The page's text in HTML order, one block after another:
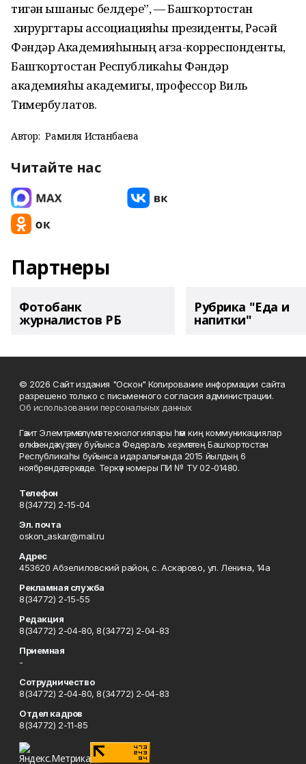
тигән ышаныс белдерҙе”, — Башҡортостан
хирургтары ассоциацияһы президенты, Рәсәй
Фәндәр Академияһының ағза-корреспонденты,
Башҡортостан Республикаһы Фәндәр
академияһы академигы, профессор Виль
Тимербулатов.
Автор: Рамиля Истанбаева
Читайте нас
Партнеры
Фотобанк
журналистов РБ
Рубрика "Еда и
напитки"
© 2026 Сайт издания "Оскон" Копирование информации сайта
разрешено только с письменного согласия администрации.
Об использовании персональных данных
Гәзит Элемтә, мәғлүмәт технологиялары һәм киң коммуникациялар
өлкәһендә күҙәтеү буйынса Федераль хеҙмәттең Башҡортостан
Республикаһы буйынса идаралығында 2015 йылдың 6
ноябрендә теркәлде. Теркәү номеры ПИ № ТУ 02-01480.
Телефон
8(34772) 2-15-04
Эл. почта
oskon_askar@mail.ru
Адрес
453620 Абзелиловский район, с. Аскарово, ул. Ленина, 14а
Рекламная служба
8(34772) 2-15-55
Редакция
8(34772) 2-04-80, 8(34772) 2-04-83
Приемная
-
Сотрудничество
8(34772) 2-04-80, 8(34772) 2-04-83
Отдел кадров
8(34772) 2-11-85